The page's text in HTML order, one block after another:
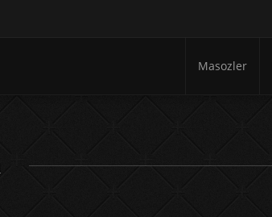
Masozler